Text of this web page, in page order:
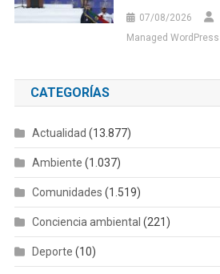
Ambiente(1.037)
Deporte(10)
Educación(1.145)
Emprendimiento(185)
Empresa Privada(54)
Fundaciones venezolanas(120)
Fútbol(1)